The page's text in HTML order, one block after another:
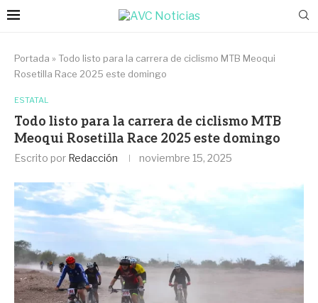
Portada » Todo listo para la carrera de ciclismo MTB Meoqui
Rosetilla Race 2025 este domingo
ESTATAL
Todo listo para la carrera de ciclismo MTB
Meoqui Rosetilla Race 2025 este domingo
Escrito por Redacción noviembre 15, 2025